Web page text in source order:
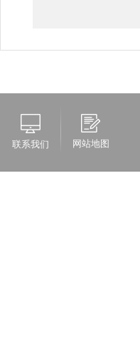
联系我们 网站地图